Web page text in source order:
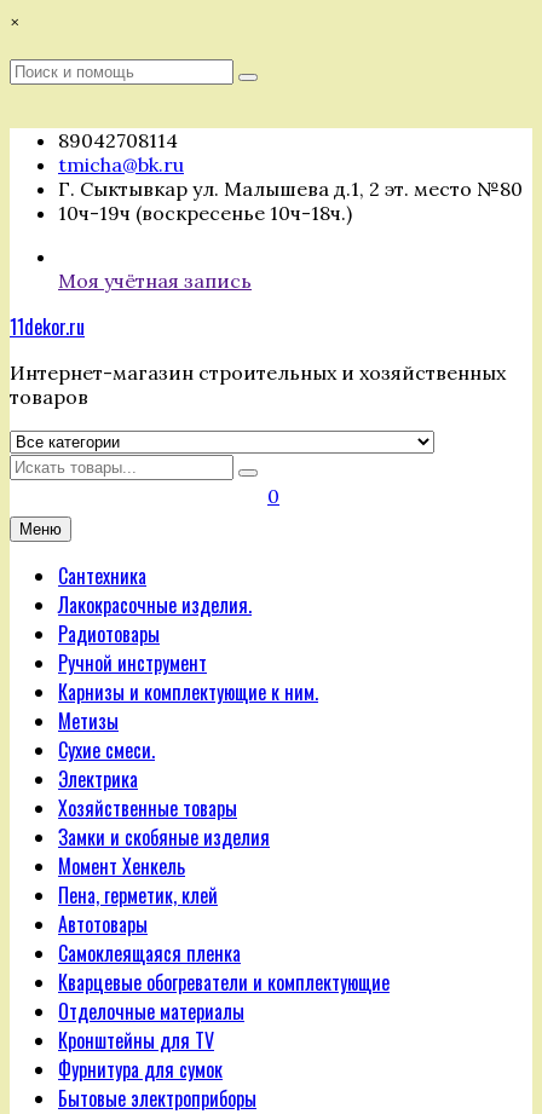
Перейти
содержимому
×
Поиск
Поиск
89042708114
tmicha@bk.ru
Г. Сыктывкар ул. Малышева д.1, 2 эт. место №80
10ч-19ч (воскресенье 10ч-18ч.)
Моя учётная запись
11dekor.ru
Интернет-магазин строительных и хозяйственных
товаров
Искать
0
Меню
Сантехника
Лакокрасочные изделия.
Радиотовары
Ручной инструмент
Карнизы и комплектующие к ним.
Метизы
Сухие смеси.
Электрика
Хозяйственные товары
Замки и скобяные изделия
Момент Хенкель
Пена, герметик, клей
Автотовары
Самоклеящаяся пленка
Кварцевые обогреватели и комплектующие
Отделочные материалы
Кронштейны для TV
Фурнитура для сумок
Бытовые электроприборы